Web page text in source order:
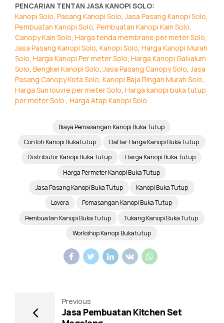
PENCARIAN TENTAN JASA KANOPI SOLO:
Kanopi Solo, Pasang Kanopi Solo,Jasa Pasang Kanopi Solo,
Pembuatan Kanopi Solo, Pembuatan Kanopi Kain Solo,
Canopy Kain Solo, Harga tenda membrane per meter Solo,
Jasa Pasang Kanopi Solo, Kanopi Solo, Harga Kanopi Murah
Solo, Harga Kanopi Per meter Solo, Harga Kanopi Galvalum
Solo, Bengkel Kanopi Solo,Jasa Pasang Canopy Solo,Jasa
Pasang Canopy Kota Solo, Kanopi Baja Ringan Murah Solo,
Harga Sun louvre per meter Solo, Harga kanopi buka tutup
per meter Solo , Harga Atap Kanopi Solo.
Biaya Pemasangan Kanopi Buka Tutup
Contoh Kanopi Bukatutup
Daftar Harga Kanopi Buka Tutup
Distributor Kanopi Buka Tutup
Harga Kanopi Buka Tutup
Harga Permeter Kanopi Buka Tutup
Jasa Pasang Kanopi Buka Tutup
Kanopi Buka Tutup
Lovera
Pemasangan Kanopi Buka Tutup
Pembuatan Kanopi Buka Tutup
Tukang Kanopi Buka Tutup
Workshop Kanopi Bukatutup
Previous
Jasa Pembuatan Kitchen Set